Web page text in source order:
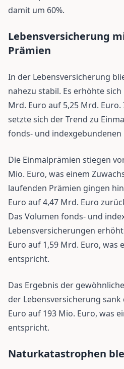
damit um 60%.
Lebensversicherung
Prämien
In der Lebensversicherung
nahezu stabil. Es erhöhte
Mrd. Euro auf 5,25 Mrd.
setzte sich der Trend zu
fonds- und
Die Einmalprämien stiegen
Mio. Euro, was einem
laufenden Prämien gingen
Euro auf 4,47 Mrd. Euro
Das Volumen fonds- und
Lebensversicherungen
Euro auf 1,59 Mrd. Euro, was
entspricht.
Das Ergebnis der
der Lebensversicherung
Euro auf 193 Mio. Euro, was
entspricht.
Naturkatastrophen